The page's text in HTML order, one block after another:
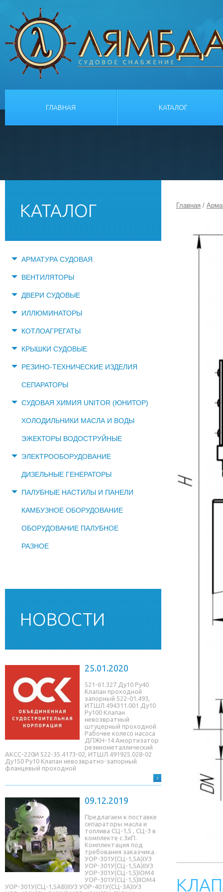
ГЛАВНАЯ КАТАЛОГ
КАТАЛОГ
АРМАТУРА СУДОВАЯ
ВЕНТИЛЯТОРЫ
ДВЕРИ СУДОВЫЕ
ИЛЛЮМИНАТОРЫ
КОТЛОАГРЕГАТЫ
КРЫШКИ СУДОВЫЕ
РЕЗИНО-ТЕХНИЧЕСКИЕ ИЗДЕЛИЯ
СЕПАРАТОРЫ
СУДОВАЯ ХИМИЯ UNITOR (ЮНИТОР)
ХОЛОДИЛЬНИКИ МАСЛА И ВОДЫ
ЭЖЕКТОРЫ ВОДОСТРУЙНЫЕ
ЭЛЕКТРООБОРУДОВАНИЕ
ДИЗЕЛЬНЫЕ ГЕНЕРАТОРЫ
ПАЛУБНЫЕ НАСТИЛЫ И ПАНЕЛИ
КАМБУЗНОЕ ОБОРУДОВАНИЕ
ОБОРУДОВАНИЕ ПАЛУБНОЕ
РАЗНОЕ
НОВОСТИ
25.01.2020
521-61.327 Ду10 Ру40
Клапан проходной
запорный 522-01.493,
ИТШЛ.494311.001 Ду10
Ру100 Клапан
невозвратный
штуцерный проходной
Рабочее колесо насоса
ДПЖН-14 Амортизатор
резинометаллический
АКСС-220И 522-35.4173-02, ИТШЛ.491925.028-02
Ду150 Ру10 Клапан невозвратно-запорный
фланцевый проходной
09.12.2019
Предлагаем к поставке
сепараторы масла и
топлива СЦ-1,5 , СЦ-3 в
комплекте с ЗиП.
Комплектация под
требования заказчика.
УОР-301У(СЦ-1,5A)IУЗ
УОР-301У(СЦ-1,5A)IIУЗ
УОР-301У(СЦ-1,5)IОМ4
УОР-301У(СЦ-1,5)IIОМ4
УОР-301У(СЦ-1,5AB)IIУЗ УОР-401У(СЦ-3A)IУЗ
Главная /